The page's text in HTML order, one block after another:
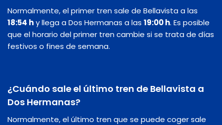
Normalmente, el primer tren sale de Bellavista a las
18:54 hy llega a Dos Hermanas a las 19:00 h. Es posible
que el horario del primer tren cambie si se trata de días
festivos o fines de semana.
¿Cuándo sale el último tren de Bellavista a
Dos Hermanas?
Normalmente, el último tren que se puede coger sale